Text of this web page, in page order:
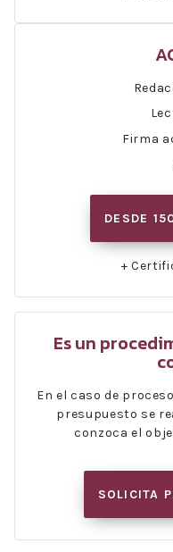
Firma
DESDE
+
Es un
En el caso de
presupuesto se
conzoca el
SOLICITA